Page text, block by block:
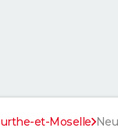
et-Moselle